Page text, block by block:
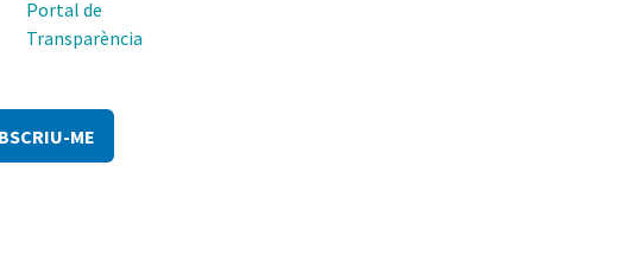
Portal de
Transparència